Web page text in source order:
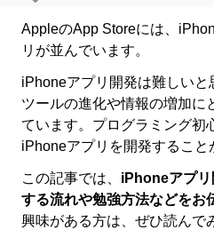
AppleのApp Storeには、
リが並んでいます。
iPhoneアプリ開発は難しい
ツールの進化や情報の増加に
ています。プログラミング初
iPhoneアプリを開発すること
この記事では、 iPhoneアプリ
する流れや勉強方法などをお
興味がある方は、ぜひ読んで